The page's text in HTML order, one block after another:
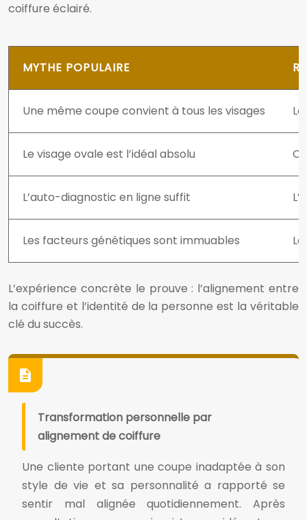
coiffure éclairé.
MYTHE POPULAIRE
Une même coupe convient à tous les visages
Le visage ovale est l’idéal absolu
L’auto-diagnostic en ligne suffit
Les facteurs génétiques sont immuables
L’expérience concrète le prouve : l’alignement entre
la coiffure et l’identité de la personne est la véritable
clé du succès.
Transformation personnelle par
alignement de coiffure
Une cliente portant une coupe inadaptée à son
style de vie et sa personnalité a rapporté se
sentir mal alignée quotidiennement. Après